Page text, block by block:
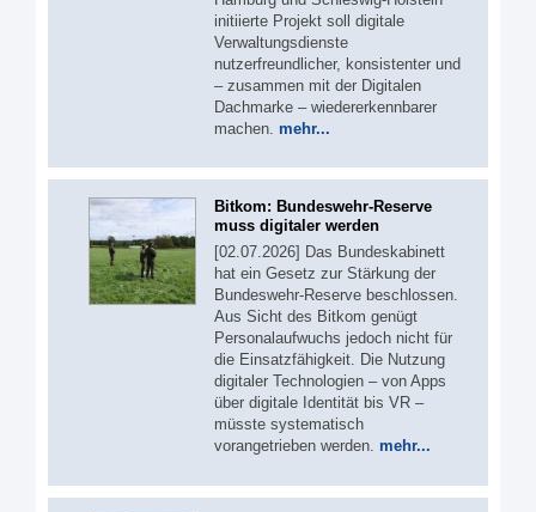
initiierte Projekt soll digitale
Verwaltungsdienste
nutzerfreundlicher, konsistenter und
– zusammen mit der Digitalen
Dachmarke – wiedererkennbarer
machen. mehr...
Bitkom: Bundeswehr-Reserve
muss digitaler werden
[02.07.2026] Das Bundeskabinett
hat ein Gesetz zur Stärkung der
Bundeswehr-Reserve beschlossen.
Aus Sicht des Bitkom genügt
Personalaufwuchs jedoch nicht für
die Einsatzfähigkeit. Die Nutzung
digitaler Technologien – von Apps
über digitale Identität bis VR –
müsste systematisch
vorangetrieben werden. mehr...